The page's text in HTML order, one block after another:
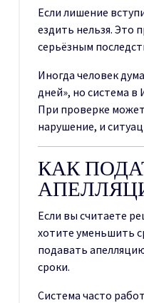
Если лишение
ездить нельзя. Это
серьёзным
Иногда человек
дней», но система
При проверке
нарушение, и
КАК
Если вы считаете
хотите уменьшить
подавать
сроки.
Система часто